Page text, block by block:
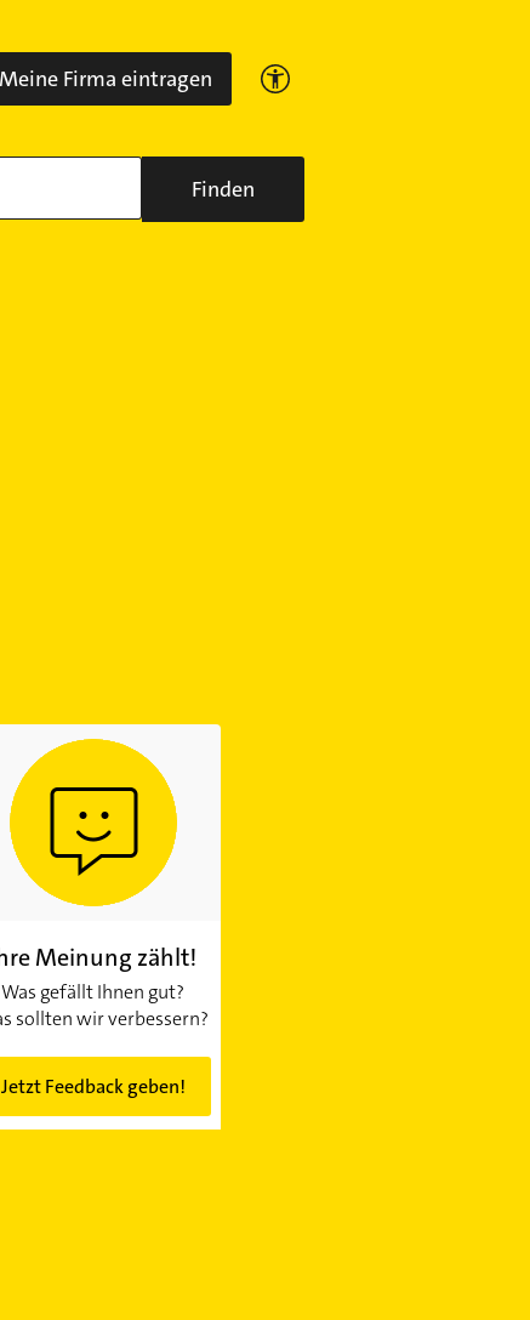
Meine Firma eintragen
Finden
Meinung zählt!
Was gefällt Ihnen gut?
sollten wir verbessern?
Jetzt Feedback geben!